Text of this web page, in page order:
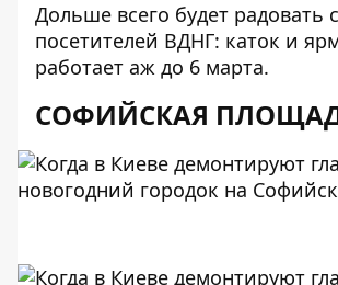
Дольше всего будет радовать
посетителей ВДНГ: каток и
работает аж до 6 марта.
СОФИЙСКАЯ